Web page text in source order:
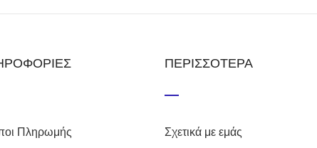
Πληρωμής
ΠΕΡΙΣΣΟΤΕΡΑ
Σχετικά με εμάς